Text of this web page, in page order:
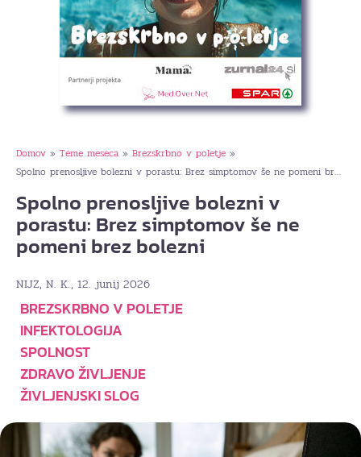
Domov » Teme meseca » Brezskrbno v poletje »
Spolno prenosljive bolezni v porastu: Brez simptomov še ne pomeni brez bolezni
Spolno prenosljive bolezni v
porastu: Brez simptomov še ne
pomeni brez bolezni
NIJZ, N. K., 12. junij 2026
BREZSKRBNO V POLETJE
INFEKTOLOGIJA
SPOLNOST
ZDRAVO ŽIVLJENJE
ŽIVLJENJSKI SLOG